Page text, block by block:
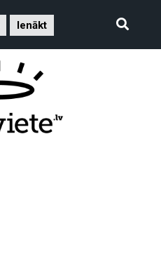
Ienākt